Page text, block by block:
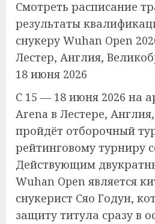
Смотреть расписание
результаты
снукеру Wuhan Open
Лестер, Англия,
18 июня 2026
С 15 — 18 июня 2026 на
Arena в Лестере,
пройдёт отборочный
рейтинговому турниру
Действующим
Wuhan Open является
снукерист Сяо Годун,
защиту титула сразу в